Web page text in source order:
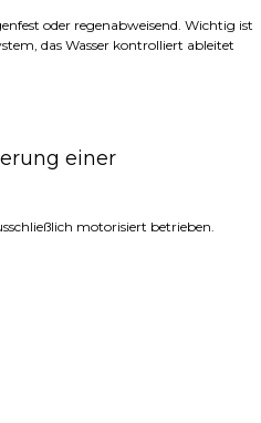
oder regenabweisend. Wichtig ist
das Wasser kontrolliert ableitet
einer
motorisiert betrieben.